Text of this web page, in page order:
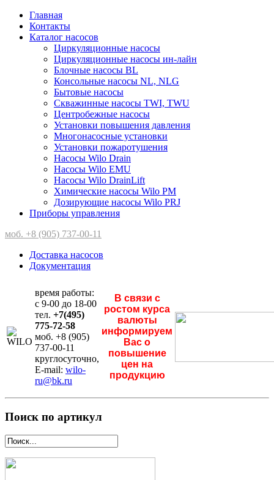
Главная
Контакты
Каталог насосов
Циркуляционные насосы
Циркуляционные насосы ин-лайн
Блочные насосы BL
Консольные насосы NL, NLG
Бытовые насосы
Скважинные насосы TWI, TWU
Центробежные насосы
Установки повышения давления
Многонасосные установки
Установки пожаротушения
Насосы Wilo Drain
Насосы Wilo EMU
Насосы Wilo DrainLift
Химические насосы Wilo PM
Дозирующие насосы Wilo PRJ
Приборы управления
моб. +8 (905) 737-00-11
Доставка насосов
Документация
время работы:
с 9-00 до 18-00
тел. +7(495)
775-72-58
моб. +8 (905)
737-00-11
круглосуточно,
E-mail: wilo-
ru@bk.ru
В связи с
ростом курса
валюты
информируем
Вас о
повышение
цен на
продукцию
Поиск по артикул